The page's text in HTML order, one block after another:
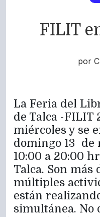
FILIT
por
La Feria del
de Talca -FILIT
miércoles y se
domingo 13 de
10:00 a 20:00
Talca. Son más
múltiples
están
simultánea. No